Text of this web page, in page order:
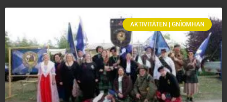
AKTIVITÄTEN | GNÌOMHAN